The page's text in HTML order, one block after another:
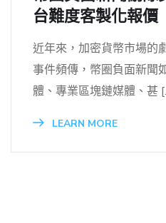
台難度客製化報價
近年來，加密貨幣市場的
事件頻傳，幣圈負面新聞
體、專業區塊鏈媒體、甚
LEARN MORE